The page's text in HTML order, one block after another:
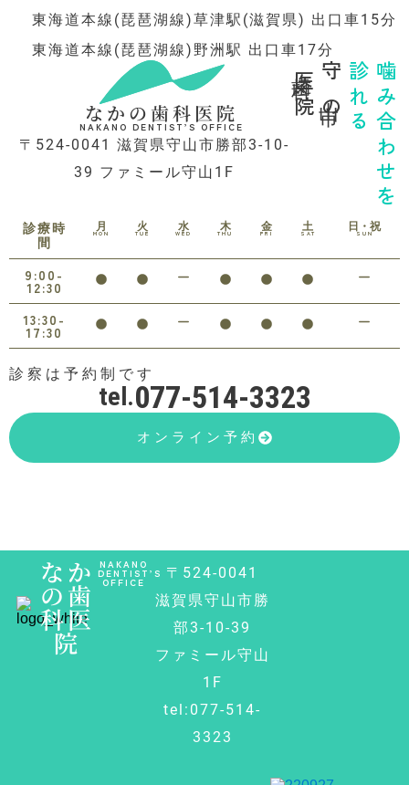
東海道本線(琵琶湖線)草津駅(滋賀県) 出口車15分
東海道本線(琵琶湖線)野洲駅 出口車17分
なかの歯科医院
NAKANO DENTIST’S OFFICE
〒524-0041 滋賀県守山市勝部3-10-
39 ファミール守山1F
噛み合わせを
診れる
守山市の
歯科医院
診療時
間
月
MON
火
TUE
水
WED
木
THU
金
FRI
土
SAT
日・祝
SUN
9:00-
12:30
13:30-
17:30
診察は予約制です
tel.077-514-3323
オンライン予約
なか
の歯
科医
院
NAKANO
DENTIST’S
OFFICE
〒524-0041
滋賀県守山市勝
部3-10-39
ファミール守山
1F
tel:077-514-
3323